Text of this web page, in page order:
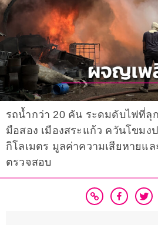
รถน้ำกว่า 20 คัน ระดมดับไฟที่ลุ
มือสอง เมืองสระแก้ว ควันโขมง
กิโลเมตร มูลค่าความเสียหายแล
ตรวจสอบ